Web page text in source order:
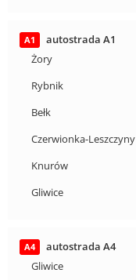
A1
autostrada A1
Żory
Rybnik
Bełk
Czerwionka-Leszczyny
Knurów
Gliwice
A4
autostrada A4
Gliwice